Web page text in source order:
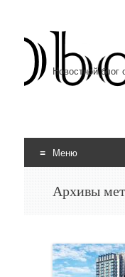
Новостной блог
Меню
Архивы